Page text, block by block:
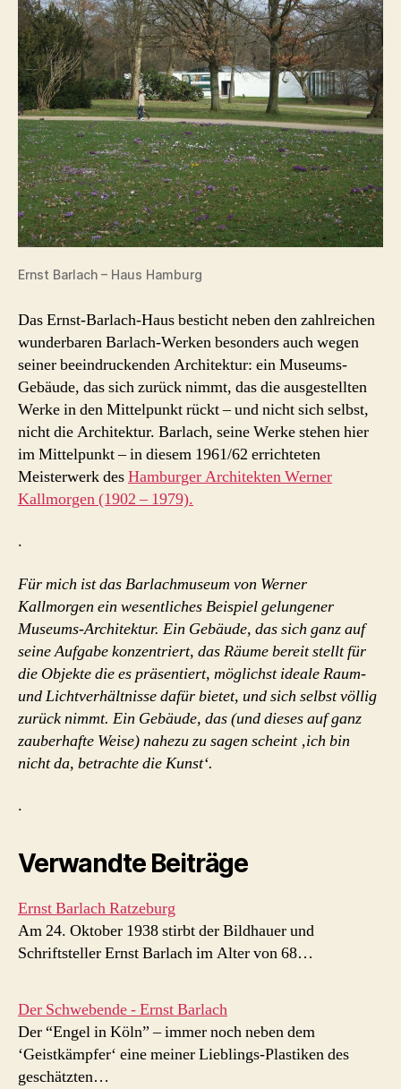
Ernst Barlach – Haus Hamburg
Das Ernst-Barlach-Haus besticht neben den zahlreichen
wunderbaren Barlach-Werken besonders auch wegen
seiner beeindruckenden Architektur: ein Museums-
Gebäude, das sich zurück nimmt, das die ausgestellten
Werke in den Mittelpunkt rückt – und nicht sich selbst,
nicht die Architektur. Barlach, seine Werke stehen hier
im Mittelpunkt – in diesem 1961/62 errichteten
Meisterwerk desHamburger Architekten Werner
Kallmorgen (1902 – 1979).
.
Für mich ist das Barlachmuseum von Werner
Kallmorgen ein wesentliches Beispiel gelungener
Museums-Architektur. Ein Gebäude, das sich ganz auf
seine Aufgabe konzentriert, das Räume bereit stellt für
die Objekte die es präsentiert, möglichst ideale Raum-
und Lichtverhältnisse dafür bietet, und sich selbst völlig
zurück nimmt. Ein Gebäude, das (und dieses auf ganz
zauberhafte Weise) nahezu zu sagen scheint ‚ich bin
nicht da, betrachte die Kunst‘.
.
Verwandte Beiträge
Ernst Barlach Ratzeburg
Am 24. Oktober 1938 stirbt der Bildhauer und
Schriftsteller Ernst Barlach im Alter von 68…
Der Schwebende - Ernst Barlach
Der “Engel in Köln” – immer noch neben dem
‘Geistkämpfer‘ eine meiner Lieblings-Plastiken des
geschätzten…